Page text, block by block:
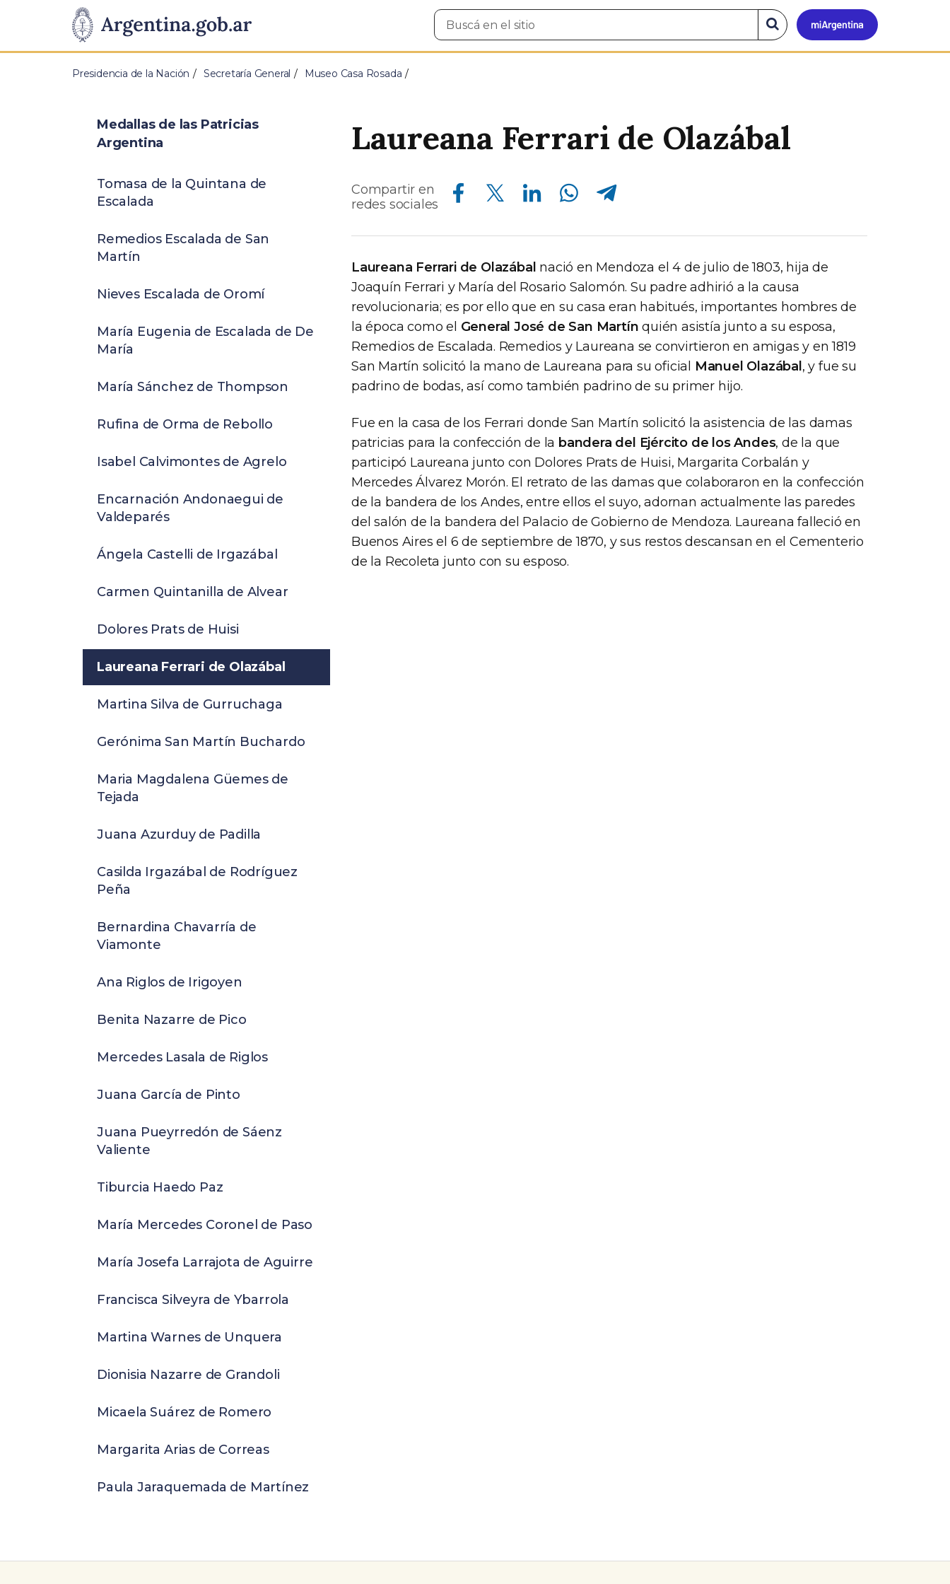
Presidencia
de
Pasar al contenido principal
Mi
Buscar
en
Buscar
en
el
Presidencia de la Nación Secretaría General Museo Casa Rosada
Laureana Ferrari de Olazábal
Compartir en
redes sociales
Compartir en Facebook Compartir en Twitter Compartir en Linkedin Compartir en Whatsapp Compartir en Telegram
Laureana Ferrari de Olazábal nació en Mendoza el 4 de julio de 1803, hija de
Joaquín Ferrari y María del Rosario Salomón. Su padre adhirió a la causa
revolucionaria; es por ello que en su casa eran habitués, importantes hombres de
la época como el General José de San Martín quién asistía junto a su esposa,
Remedios de Escalada. Remedios y Laureana se convirtieron en amigas y en 1819
San Martín solicitó la mano de Laureana para su oficial Manuel Olazábal , y fue su
padrino de bodas, así como también padrino de su primer hijo.
Fue en la casa de los Ferrari donde San Martín solicitó la asistencia de las damas
patricias para la confección de la bandera del Ejército de los Andes, de la que
participó Laureana junto con Dolores Prats de Huisi, Margarita Corbalán y
Mercedes Álvarez Morón. El retrato de las damas que colaboraron en la confección
de la bandera de los Andes, entre ellos el suyo, adornan actualmente las paredes
del salón de la bandera del Palacio de Gobierno de Mendoza. Laureana falleció en
Buenos Aires el 6 de septiembre de 1870, y sus restos descansan en el Cementerio
de la Recoleta junto con su esposo.
Medallas de las Patricias
Argentina
Tomasa de la Quintana de
Escalada
Remedios Escalada de San
Martín
Nieves Escalada de Oromí
María Eugenia de Escalada de De
María
María Sánchez de Thompson
Rufina de Orma de Rebollo
Isabel Calvimontes de Agrelo
Encarnación Andonaegui de
Valdeparés
Ángela Castelli de Irgazábal
Carmen Quintanilla de Alvear
Dolores Prats de Huisi
Laureana Ferrari de Olazábal
Martina Silva de Gurruchaga
Gerónima San Martín Buchardo
Maria Magdalena Güemes de
Tejada
Juana Azurduy de Padilla
Casilda Irgazábal de Rodríguez
Peña
Bernardina Chavarría de
Viamonte
Ana Riglos de Irigoyen
Benita Nazarre de Pico
Mercedes Lasala de Riglos
Juana García de Pinto
Juana Pueyrredón de Sáenz
Valiente
Tiburcia Haedo Paz
María Mercedes Coronel de Paso
María Josefa Larrajota de Aguirre
Francisca Silveyra de Ybarrola
Martina Warnes de Unquera
Dionisia Nazarre de Grandoli
Micaela Suárez de Romero
Margarita Arias de Correas
Paula Jaraquemada de Martínez